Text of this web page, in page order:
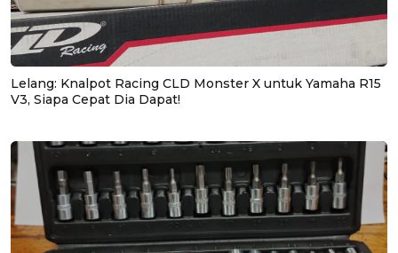
Lelang: Knalpot Racing CLD Monster X untuk Yamaha R15
V3, Siapa Cepat Dia Dapat!